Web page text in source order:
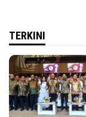
TERKINI